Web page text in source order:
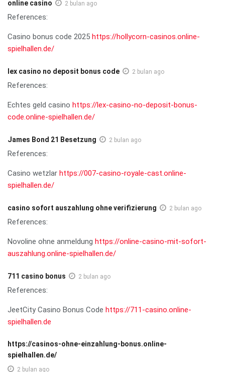
online casino 2 bulan ago
References:
Casino bonus code 2025 https://hollycorn-casinos.online-
spielhallen.de/
lex casino no deposit bonus code 2 bulan ago
References:
Echtes geld casino https://lex-casino-no-deposit-bonus-
code.online-spielhallen.de/
James Bond 21 Besetzung 2 bulan ago
References:
Casino wetzlar https://007-casino-royale-cast.online-
spielhallen.de/
casino sofort auszahlung ohne verifizierung 2 bulan ago
References:
Novoline ohne anmeldung https://online-casino-mit-sofort-
auszahlung.online-spielhallen.de/
711 casino bonus 2 bulan ago
References:
JeetCity Casino Bonus Code https://711-casino.online-
spielhallen.de
https://casinos-ohne-einzahlung-bonus.online-
spielhallen.de/
2 bulan ago